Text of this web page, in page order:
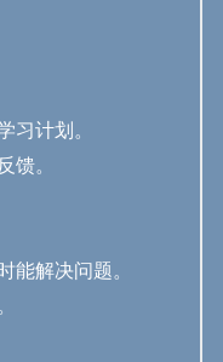
习计划。
馈。
能解决问题。